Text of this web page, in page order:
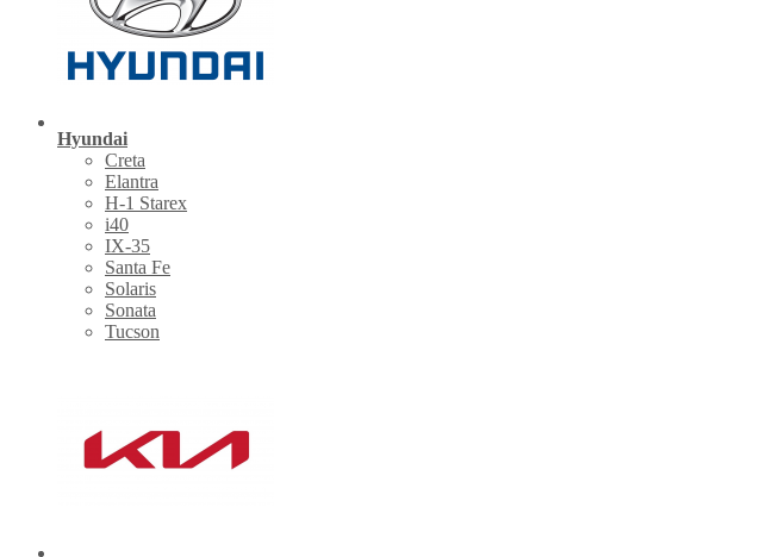
Hyundai
Creta
Elantra
H-1 Starex
i40
IX-35
Santa Fe
Solaris
Sonata
Tucson